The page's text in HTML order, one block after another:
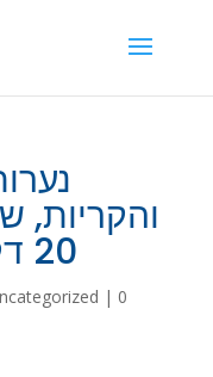
והקריות,
20 דק’ נערת ליווי אצלך
| 0